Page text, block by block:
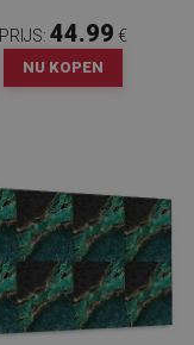
PRIJS: 44.99 €
NU KOPEN